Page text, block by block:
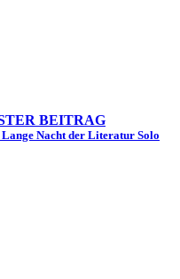
BEITRAG
Nacht der Literatur Solo